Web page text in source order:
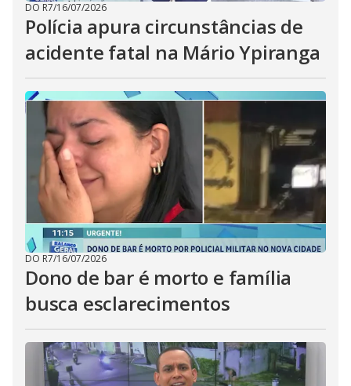
DO R7/16/07/2026
Polícia apura circunstâncias de
acidente fatal na Mário Ypiranga
DO R7/16/07/2026
Dono de bar é morto e família
busca esclarecimentos